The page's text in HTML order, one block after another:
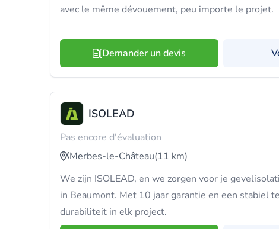
avec le même dévouement, peu importe le projet.
Demander un devis
ISOLEAD
Pas encore d'évaluation
Merbes-le-Château(11 km)
We zijn ISOLEAD, en we zorgen voor je
in Beaumont. Met 10 jaar garantie en een stabiel
durabiliteit in elk project.